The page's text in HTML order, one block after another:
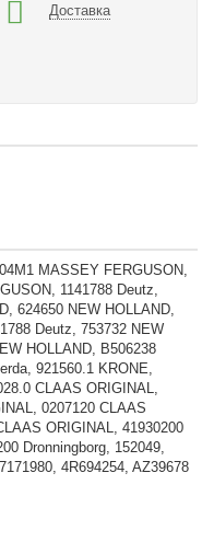
Доставка
MASSEY FERGUSON,
1141788 Deutz,
624650 NEW HOLLAND,
Deutz, 753732 NEW
HOLLAND, B506238
921560.1 KRONE,
CLAAS ORIGINAL,
0207120 CLAAS
ORIGINAL, 41930200
Dronningborg, 152049,
4R694254, AZ39678